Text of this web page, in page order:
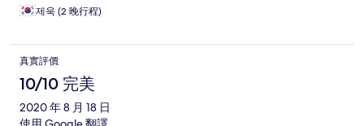
제욱 (2 晚行程)
真實評價
10/10 完美
2020 年 8 月 18 日